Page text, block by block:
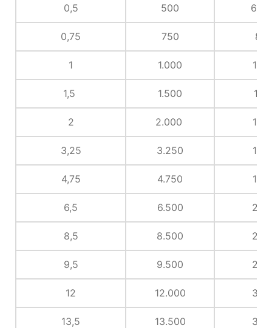
0,5 500 6,5
0,75 750 8
1 1.000 10
1,5 1.500 11
2 2.000 13
3,25 3.250 16
4,75 4.750 19
6,5 6.500 22
8,5 8.500 25
9,5 9.500 29
12 12.000 32
13,5 13.500 35